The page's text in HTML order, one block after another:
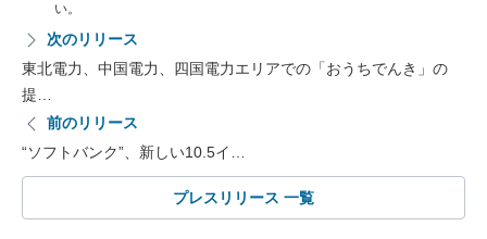
い。
次のリリース
東北電力、中国電力、四国電力エリアでの「おうちでんき」の
提…
前のリリース
“ソフトバンク”、新しい10.5イ…
プレスリリース 一覧